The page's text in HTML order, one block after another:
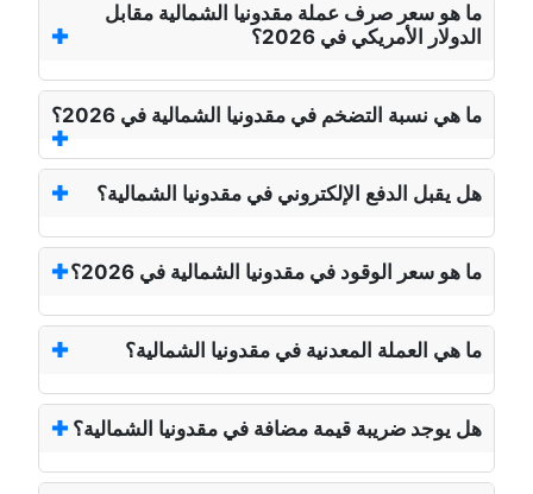
ما هو سعر صرف عملة مقدونيا الشمالية مقابل
الدولار الأمريكي في 2026؟
ما هي نسبة التضخم في مقدونيا الشمالية في 2026؟
هل يقبل الدفع الإلكتروني في مقدونيا الشمالية؟
ما هو سعر الوقود في مقدونيا الشمالية في 2026؟
ما هي العملة المعدنية في مقدونيا الشمالية؟
هل يوجد ضريبة قيمة مضافة في مقدونيا الشمالية؟